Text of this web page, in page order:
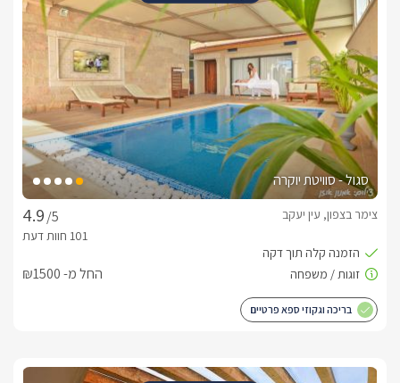
סגול - סוויטת יוקרה
/5
צימר בצפון, עין יעקב
החל מ- ₪1500
בריכה וגקוזי ספא פרטיים